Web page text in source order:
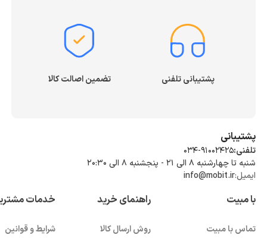
پشتیبانی تلفنی تضمین اصالت کالا
پشتیبانی
تلفنی:034-91002425
شنبه تا چهارشنبه ۸ الی ۲۱ - پنجشنبه 8 الی ۲۰:۳۰
ایمیل:info@mobit.ir
با مبیت
تماس با مبیت
راهنمای خرید
روش ارسال کالا
خدمات
شرایط و قوانین